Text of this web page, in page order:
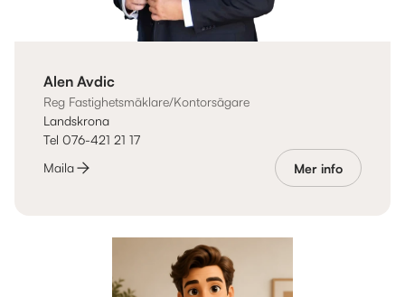
Alen Avdic
Reg Fastighetsmäklare/Kontorsägare
Landskrona
Tel 076-421 21 17
Maila
Mer info